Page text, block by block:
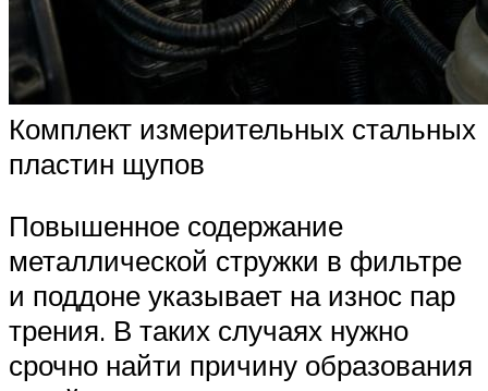
Комплект измерительных стальных
пластин щупов
Повышенное содержание
металлической стружки в фильтре
и поддоне указывает на износ пар
трения. В таких случаях нужно
срочно найти причину образования